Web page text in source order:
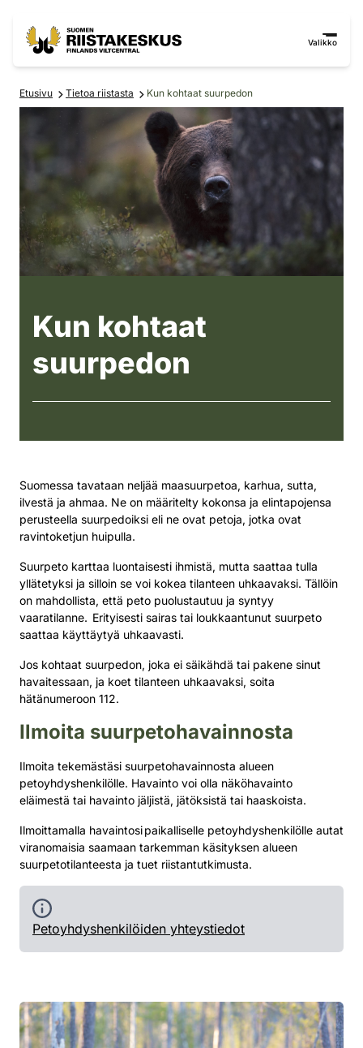
Valikko
Etusivu Tietoa riistasta Kun kohtaat suurpedon
Kun kohtaat
suurpedon
Kun kohtaat suurpedon
Suomessa tavataan neljää maasuurpetoa, karhua, sutta,
ilvestä ja ahmaa. Ne on määritelty kokonsa ja elintapojensa
perusteella suurpedoiksi eli ne ovat petoja, jotka ovat
ravintoketjun huipulla.
Suurpeto karttaa luontaisesti ihmistä, mutta saattaa tulla
yllätetyksi ja silloin se voi kokea tilanteen uhkaavaksi. Tällöin
on mahdollista, että peto puolustautuu ja syntyy
vaaratilanne. Erityisesti sairas tai loukkaantunut suurpeto
saattaa käyttäytyä uhkaavasti.
Jos kohtaat suurpedon, joka ei säikähdä tai pakene sinut
havaitessaan, ja koet tilanteen uhkaavaksi, soita
hätänumeroon 112.
Ilmoita suurpetohavainnosta
Ilmoita tekemästäsi suurpetohavainnosta alueen
petoyhdyshenkilölle. Havainto voi olla näköhavainto
eläimestä tai havainto jäljistä, jätöksistä tai haaskoista.
Ilmoittamalla havaintosi paikalliselle petoyhdyshenkilölle autat
viranomaisia saamaan tarkemman käsityksen alueen
suurpetotilanteesta ja tuet riistantutkimusta.
Petoyhdyshenkilöiden yhteystiedot